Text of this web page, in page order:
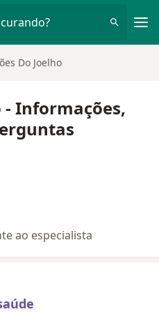
Do Joelho
- Informações,
ao especialista